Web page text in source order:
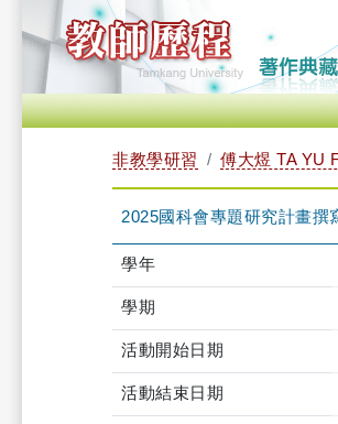
非教學研習 傅大煜 TA YU
2025國科會專題研究計畫
學年
學期
活動開始日期
活動結束日期